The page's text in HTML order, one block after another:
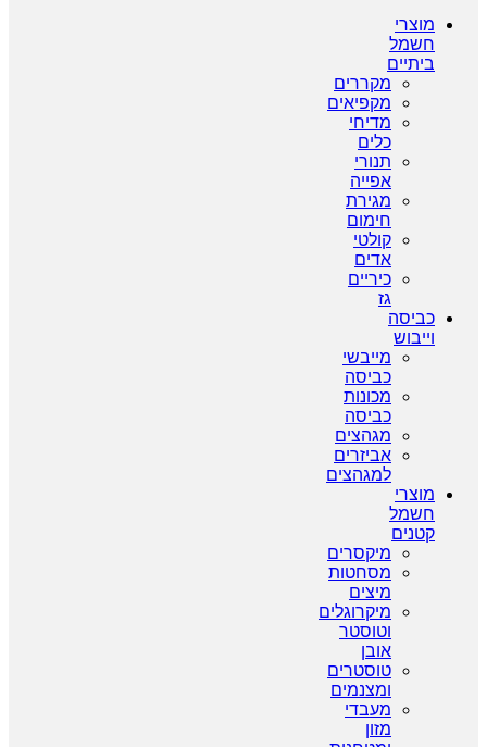
מוצרי
חשמל
ביתיים
מקררים
מקפיאים
מדיחי
כלים
תנורי
אפייה
מגירת
חימום
קולטי
אדים
כיריים
גז
כביסה
וייבוש
מייבשי
כביסה
מכונות
כביסה
מגהצים
אביזרים
למגהצים
מוצרי
חשמל
קטנים
מיקסרים
מסחטות
מיצים
מיקרוגלים
וטוסטר
אובן
טוסטרים
ומצנמים
מעבדי
מזון